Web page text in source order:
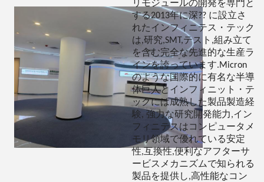
リモジュールの開発を専門と
する2013年に深?? に設立さ
れたインフィニテス・テック
は,研究,SMT,テスト,組み立て
を含む完全な先進的な生産ラ
インを誇っています.Micron
のような国際的に有名な半導
体巨人とインフィニット・テ
ックには成熟した製品製造経
験, 強力な研究開発能力,イン
フィニテスはコンピュータメ
モリ領域で優れている安定
性,互換性,便利なアフターサ
ービスメカニズムで知られる
製品を提供し,高性能なコン